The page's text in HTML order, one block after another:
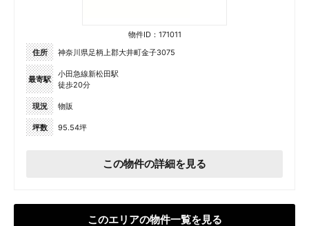
物件ID：171011
住所
神奈川県足柄上郡大井町金子3075
最寄駅
小田急線新松田駅
徒歩20分
現況 物販
坪数 95.54坪
この物件の詳細を見る
このエリアの物件一覧を見る